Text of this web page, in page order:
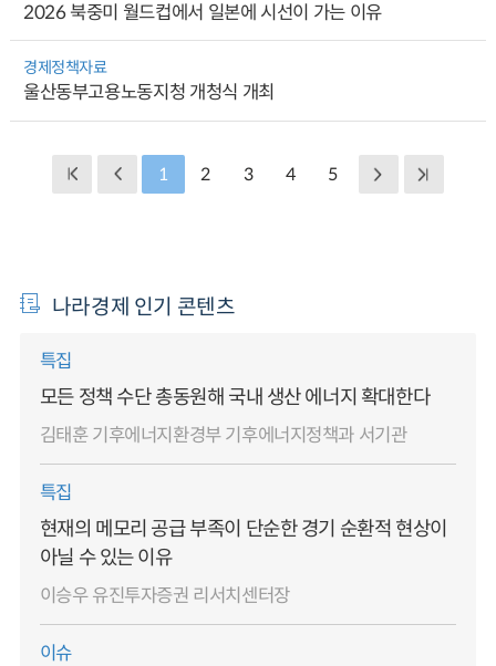
2026 북중미 월드컵에서 일본에 시선이 가는 이유
경제정책자료
울산동부고용노동지청 개청식 개최
1 2 3 4 5
나라경제 인기 콘텐츠
특집
모든 정책 수단 총동원해 국내 생산 에너지 확대한다
김태훈 기후에너지환경부 기후에너지정책과 서기관
특집
현재의 메모리 공급 부족이 단순한 경기 순환적 현상이
아닐 수 있는 이유
이승우 유진투자증권 리서치센터장
이슈